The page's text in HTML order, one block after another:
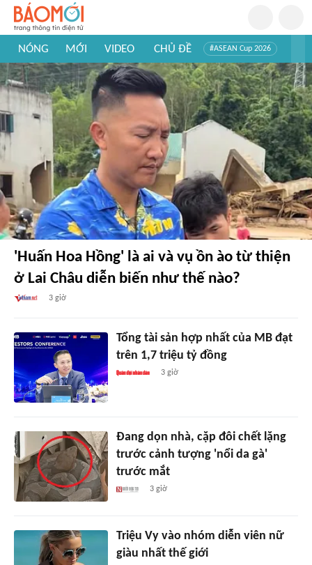
NÓNG MỚI VIDEO CHỦ ĐỀ #ASEAN Cup 2026
#Trí tuệ nhân tạo #Mỹ - Iran
#Khám phá Việt Nam
#Khám phá thế giới
'Huấn Hoa Hồng' là ai và vụ ồn ào từ thiện
ở Lai Châu diễn biến như thế nào?
3 giờ
Tổng tài sản hợp nhất của MB đạt
trên 1,7 triệu tỷ đồng
3 giờ
Đang dọn nhà, cặp đôi chết lặng
trước cảnh tượng 'nổi da gà'
trước mắt
3 giờ
Triệu Vy vào nhóm diễn viên nữ
giàu nhất thế giới